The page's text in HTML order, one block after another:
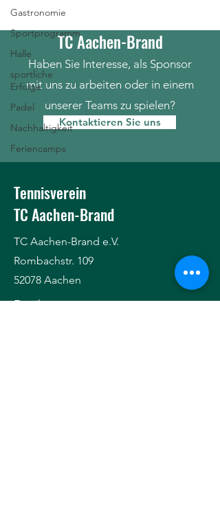
Gastronomie
Sportprogramm
Halle
sportliche
Erfolge
Padel
Nachhaltigkeit
Feriencamps
Werden Sie Teil vom
TC Aachen-Brand
Haben Sie Interesse, als Sponsor
mit uns zu arbeiten oder in einem
unserer Teams zu spielen?
Kontaktieren Sie uns
Tennisverein
TC Aachen-Brand
TC Aachen-Brand e.V.
Rombachstr. 109
52078 Aachen
Email